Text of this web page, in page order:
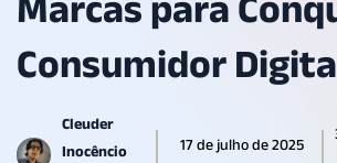
Marcas para
Consumidor
Cleuder
Inocêncio
17 de julho de 2025